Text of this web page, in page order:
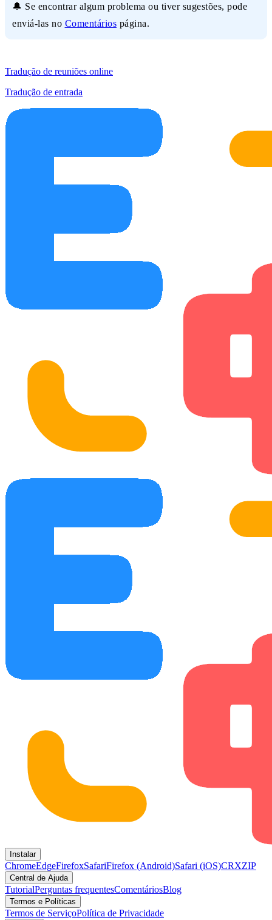
🔔 Se encontrar algum problema ou tiver sugestões, pode
enviá-las no Comentários página.
Tradução de reuniões online
Tradução de entrada
Instalar
ChromeEdgeFirefoxSafariFirefox (Android)Safari (iOS)CRXZIP
Central de Ajuda
TutorialPerguntas frequentesComentáriosBlog
Termos e Políticas
Termos de ServiçoPolítica de Privacidade